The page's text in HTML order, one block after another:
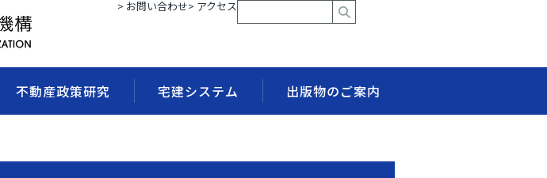
> お問い合わせ> アクセス
不動産政策研究 宅建システム 出版物のご案内